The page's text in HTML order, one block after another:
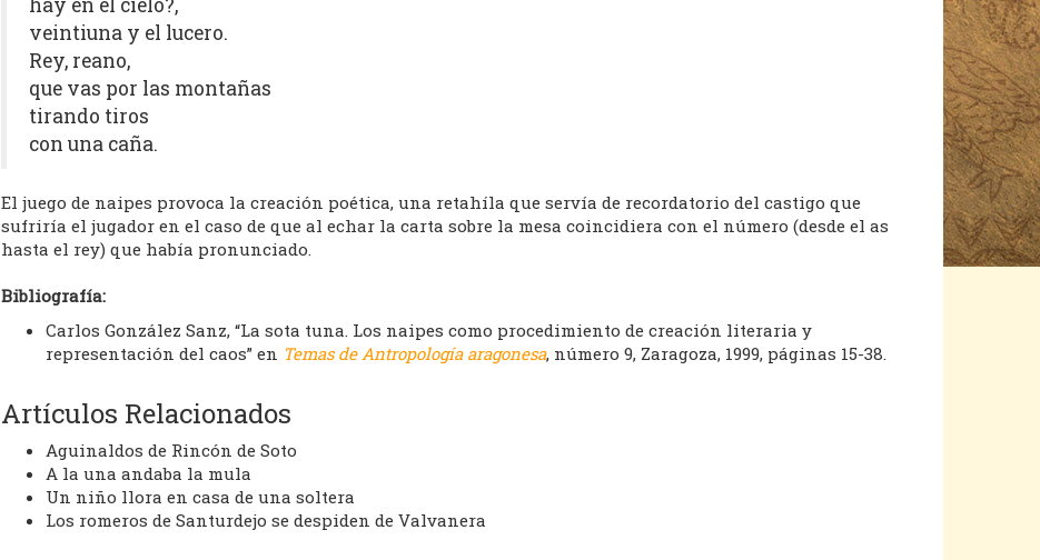
veintiuna y el lucero.
Rey, reano,
que vas por las montañas
tirando tiros
con una caña.
El juego de naipes provoca la creación poética, una retahíla que servía de recordatorio del castigo que
sufriría el jugador en el caso de que al echar la carta sobre la mesa coincidiera con el número (desde el as
hasta el rey) que había pronunciado.
Bibliografía:
Carlos González Sanz, “La sota tuna. Los naipes como procedimiento de creación literaria y
representación del caos” en Temas de Antropología aragonesa, número 9, Zaragoza, 1999, páginas 15-38.
Artículos Relacionados
Aguinaldos de Rincón de Soto
A la una andaba la mula
Un niño llora en casa de una soltera
Los romeros de Santurdejo se despiden de Valvanera